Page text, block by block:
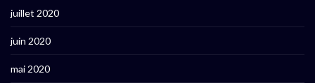
juillet 2020
juin 2020
mai 2020